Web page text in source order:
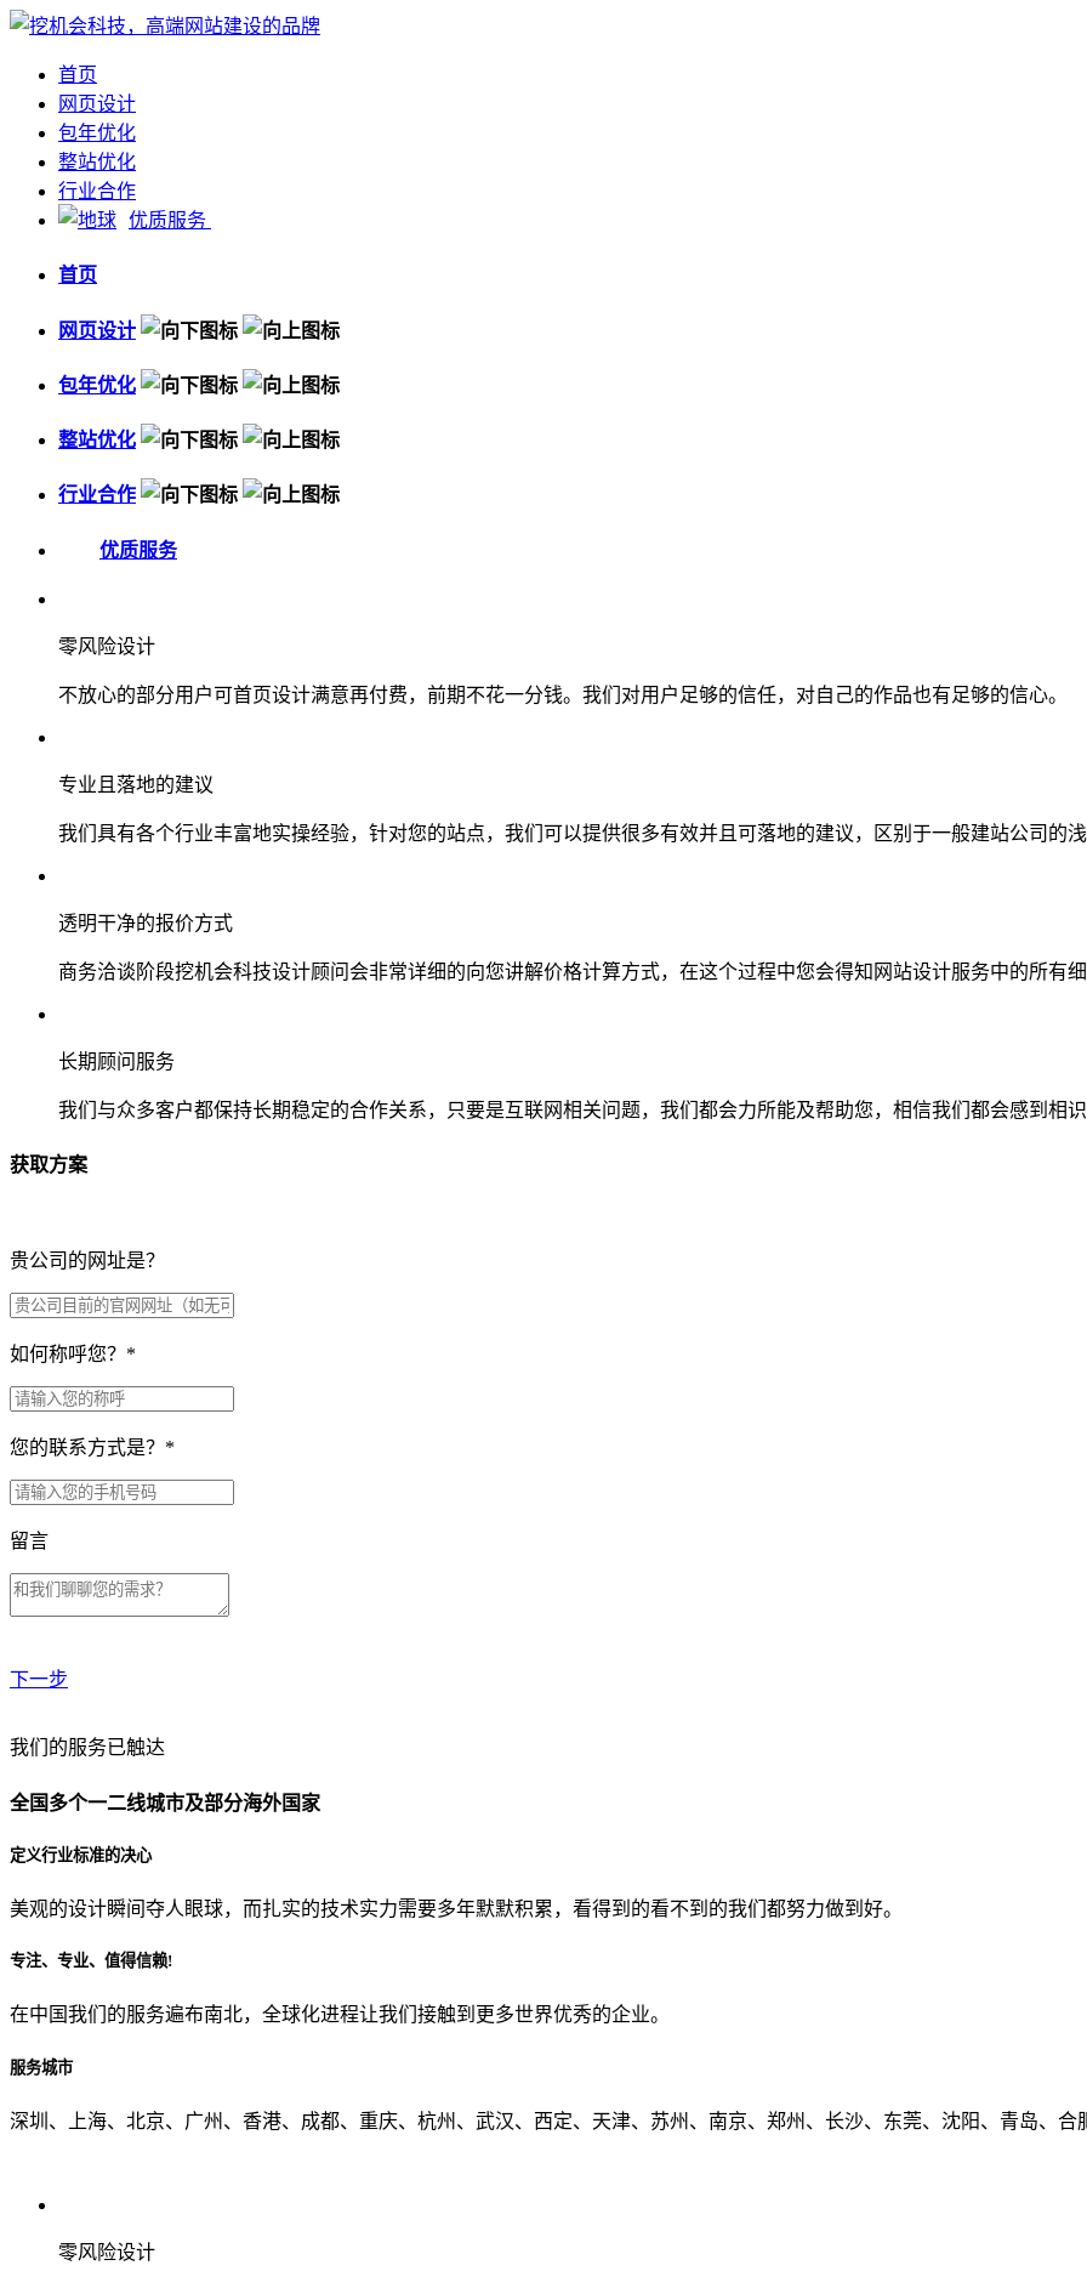
首页
网页设计
包年优化
整站优化
行业合作
优质服务
首页
网页设计
包年优化
整站优化
行业合作
优质服务
零风险设计
不放心的部分用户可首页设计满意再付费，前期不花一分钱。我们对用户足够的信任，对自己的作品也有足够的信心。
专业且落地的建议
我们具有各个行业丰富地实操经验，针对您的站点，我们可以提供很多有效并且可落地的建议，区别于一般建站公司的
透明干净的报价方式
商务洽谈阶段挖机会科技设计顾问会非常详细的向您讲解价格计算方式，在这个过程中您会得知网站设计服务中的所有
长期顾问服务
我们与众多客户都保持长期稳定的合作关系，只要是互联网相关问题，我们都会力所能及帮助您，相信我们都会感到相
获取方案
贵公司的网址是？
如何称呼您？ *
您的联系方式是？ *
留言
下一步
贵公司预算范围是？
贵公司的团队规模是？
从哪里了解到我们？
我们的服务已触达
全国多个一二线城市及部分海外国家
定义行业标准的决心
美观的设计瞬间夺人眼球，而扎实的技术实力需要多年默默积累，看得到的看不到的我们都努力做到好。
专注、专业、值得信赖!
在中国我们的服务遍布南北，全球化进程让我们接触到更多世界优秀的企业。
服务城市
深圳、上海、北京、广州、香港、成都、重庆、杭州、武汉、西定、天津、苏州、南京、郑州、长沙、东莞、沈阳、青岛、合
零风险设计